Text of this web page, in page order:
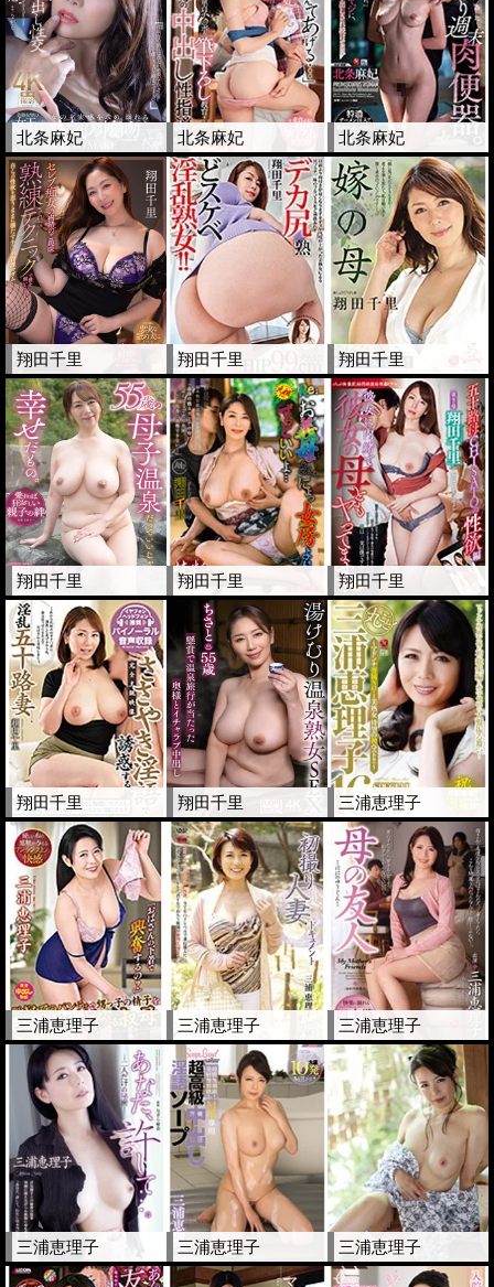
北条麻妃 北条麻妃 北条麻妃
翔田千里 翔田千里 翔田千里
翔田千里 翔田千里 翔田千里
翔田千里 翔田千里 三浦恵理子
三浦恵理子 三浦恵理子 三浦恵理子
三浦恵理子 三浦恵理子 三浦恵理子